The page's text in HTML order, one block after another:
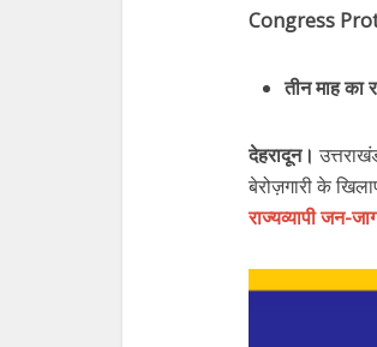
Congress
तीन माह का
देहरादून।
बेरोज़गारी के
राज्यव्यापी जन-